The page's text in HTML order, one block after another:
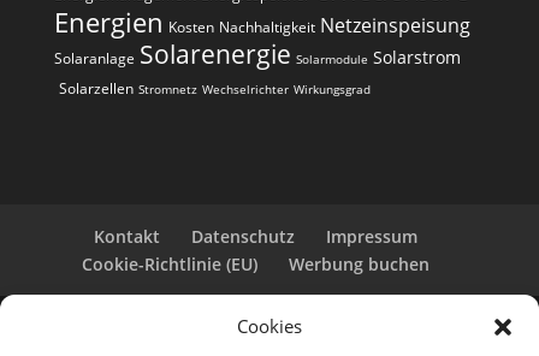
Cookies
e
:Energien Kosten Nachhaltigkeit Netzeinspeisung
Solaranlage Solarenergie Solarmodule Solarstrom
Solarzellen Stromnetz Wechselrichter Wirkungsgrad
Kontakt Datenschutz
Impressum
Cookie-Richtlinie (EU)
Werbung buchen
Copyright 2025-2026 | Web24 Consulting AVO UG |